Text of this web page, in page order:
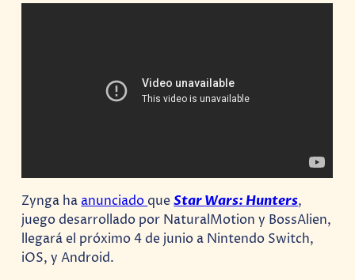
Zynga ha anunciadoqueStar Wars: Hunters,
juego desarrollado por NaturalMotion y BossAlien,
llegará el próximo 4 de junio a Nintendo Switch,
iOS, y Android.